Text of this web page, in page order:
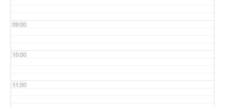
09:00
10:00
11:00